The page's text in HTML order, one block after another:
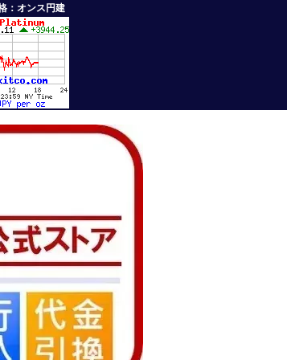
：オンス円建